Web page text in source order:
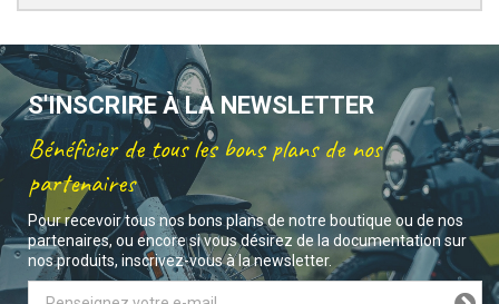
S'INSCRIRE À LA NEWSLETTER
Bénéficier de tous les bons plans de nos
partenaires
Pour recevoir tous nos bons plans de notre boutique ou de nos
partenaires, ou encore si vous désirez de la documentation sur
nos produits, inscrivez-vous à la newsletter.